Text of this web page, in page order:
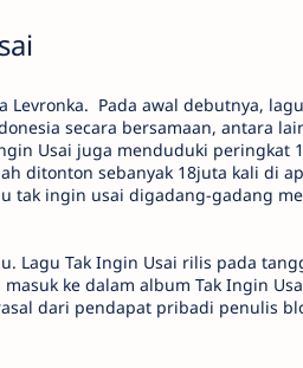
Pada awal debutnya,
secara bersamaan, antara lain
Usai juga menduduki peringkat
ditonton sebanyak 18juta kali di
tak ingin usai digadang-gadang
Lagu Tak Ingin Usai rilis pada
ke dalam album Tak Ingin
dari pendapat pribadi penulis